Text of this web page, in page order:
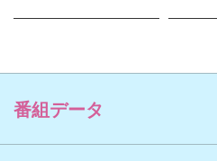
も併せて放送する。ぜひお
番組データ